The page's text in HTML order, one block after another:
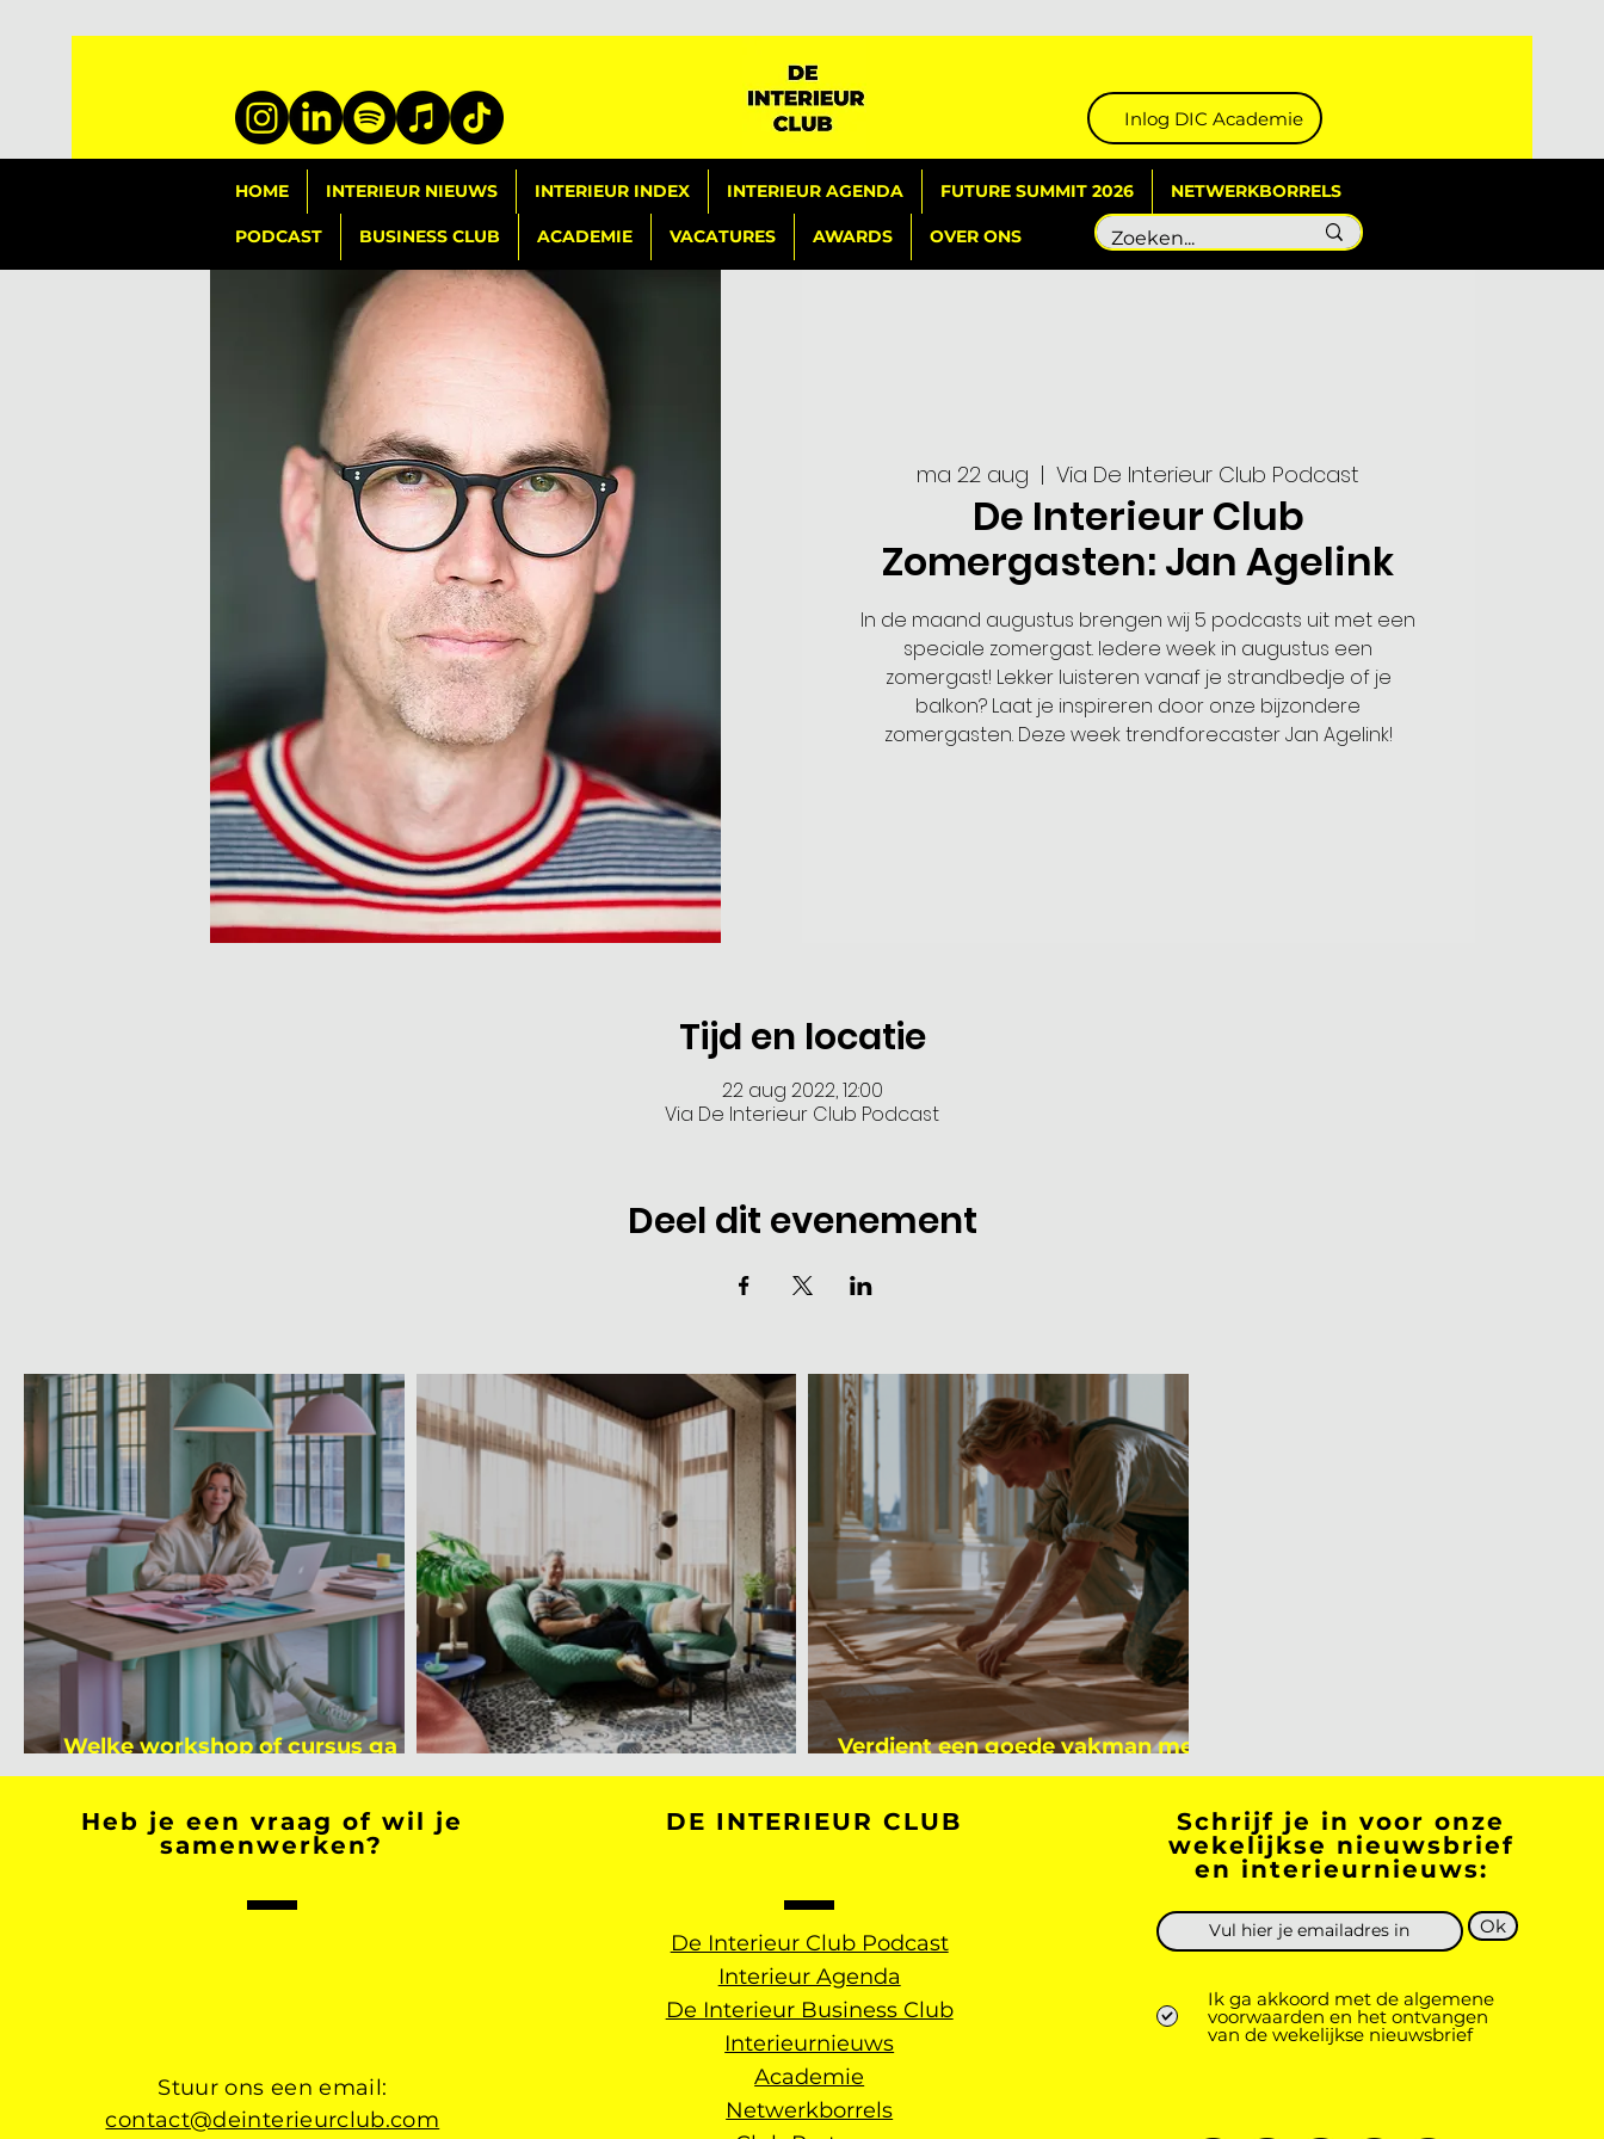
Inlog DIC Academie
HOME INTERIEUR NIEUWS INTERIEUR INDEX INTERIEUR AGENDA FUTURE SUMMIT 2026 NETWERKBORRELS
PODCAST BUSINESS CLUB ACADEMIE VACATURES AWARDS OVER ONS
ma 22 aug
  |
Via De Interieur Club Podcast
De Interieur Club
Zomergasten: Jan Agelink
In de maand augustus brengen wij 5 podcasts uit met een
speciale zomergast. Iedere week in augustus een
zomergast! Lekker luisteren vanaf je strandbedje of je
balkon? Laat je inspireren door onze bijzondere
zomergasten. Deze week trendforecaster Jan Agelink!
Tijd en locatie
22 aug 2022, 12:00
Via De Interieur Club Podcast
Deel dit evenement
Welke workshop of cursus ga jij
volgen na je vakantie?
Binnenkijker bij Mark Mutsaers
Verdient een goede vakman meer
dan een gemiddelde academicus?
Heb je een vraag of wil je
samenwerken?
Stuur ons een email:
contact@deinterieurclub.com
DE INTERIEUR CLUB
De Interieur Club Podcast
Interieur Agenda
De Interieur Business Club
Interieurnieuws
Academie
Netwerkborrels
Schrijf je in voor onze
wekelijkse nieuwsbrief
en interieurnieuws:
Ok
Ik ga akkoord met de algemene
voorwaarden en het ontvangen
van de wekelijkse nieuwsbrief